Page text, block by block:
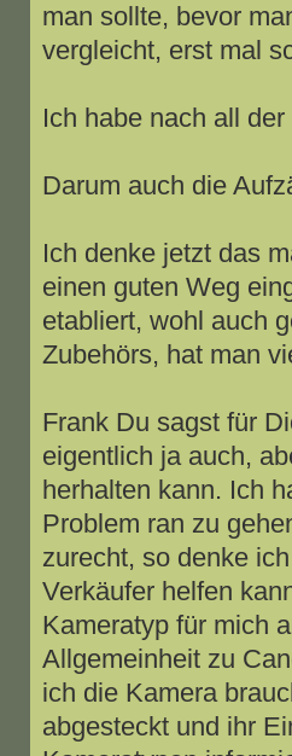
man sollte, bevor
vergleicht, erst mal
Ich habe nach all
Darum auch die
Ich denke jetzt das
einen guten Weg
etabliert, wohl auch
Zubehörs, hat man
Frank Du sagst für
eigentlich ja auch,
herhalten kann. Ich
Problem ran zu
zurecht, so denke
Verkäufer helfen
Kameratyp für mich
Allgemeinheit zu
ich die Kamera
abgesteckt und ihr